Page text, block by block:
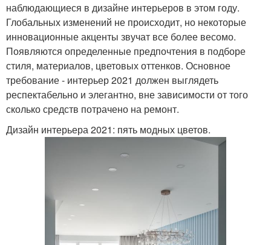
наблюдающиеся в дизайне интерьеров в этом году.
Глобальных изменений не происходит, но некоторые
инновационные акценты звучат все более весомо.
Появляются определенные предпочтения в подборе
стиля, материалов, цветовых оттенков. Основное
требование - интерьер 2021 должен выглядеть
респектабельно и элегантно, вне зависимости от того
сколько средств потрачено на ремонт.
Дизайн интерьера 2021: пять модных цветов.